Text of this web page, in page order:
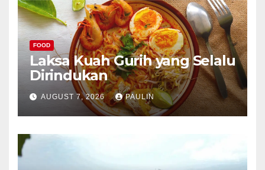
FOOD
Laksa Kuah Gurih yang Selalu
Dirindukan
AUGUST 7, 2026 PAULIN